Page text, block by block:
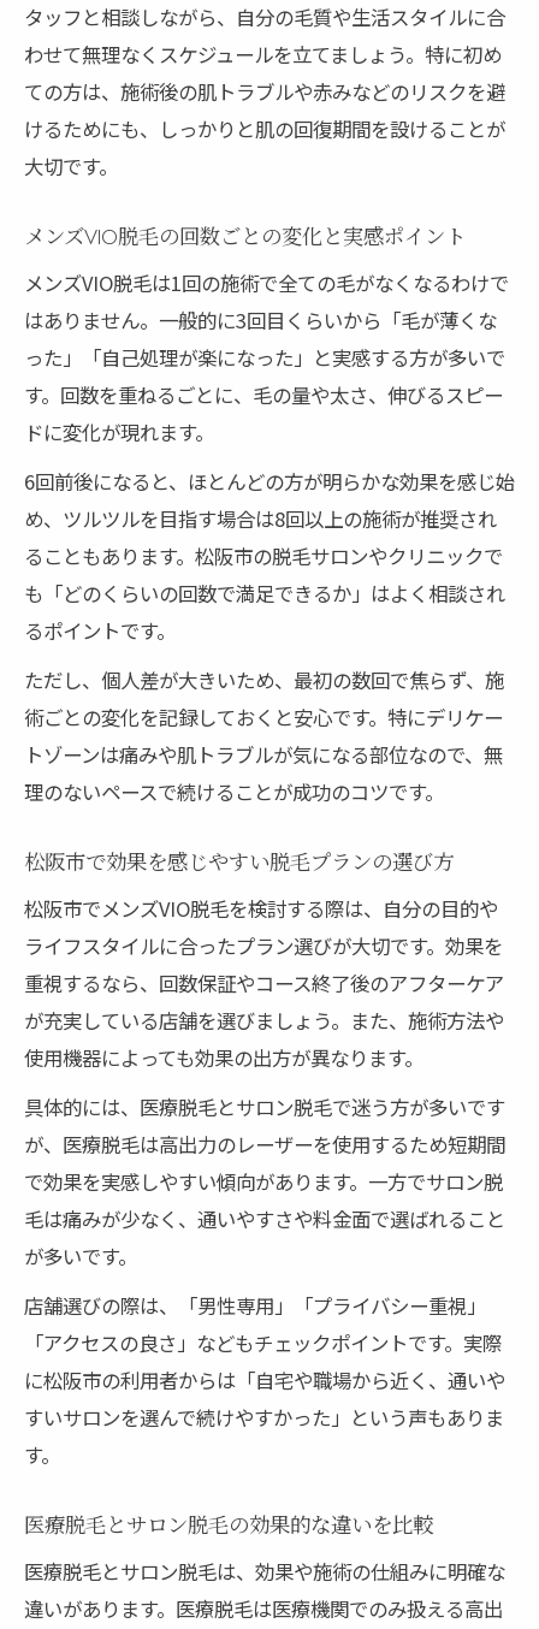
タッフと相談しながら、自分の毛質や生活スタイルに合
わせて無理なくスケジュールを立てましょう。特に初め
ての方は、施術後の肌トラブルや赤みなどのリスクを避
けるためにも、しっかりと肌の回復期間を設けることが
大切です。
メンズVIO脱毛の回数ごとの変化と実感ポイント
メンズVIO脱毛は1回の施術で全ての毛がなくなるわけで
はありません。一般的に3回目くらいから「毛が薄くな
った」「自己処理が楽になった」と実感する方が多いで
す。回数を重ねるごとに、毛の量や太さ、伸びるスピー
ドに変化が現れます。
6回前後になると、ほとんどの方が明らかな効果を感じ始
め、ツルツルを目指す場合は8回以上の施術が推奨され
ることもあります。松阪市の脱毛サロンやクリニックで
も「どのくらいの回数で満足できるか」はよく相談され
るポイントです。
ただし、個人差が大きいため、最初の数回で焦らず、施
術ごとの変化を記録しておくと安心です。特にデリケー
トゾーンは痛みや肌トラブルが気になる部位なので、無
理のないペースで続けることが成功のコツです。
松阪市で効果を感じやすい脱毛プランの選び方
松阪市でメンズVIO脱毛を検討する際は、自分の目的や
ライフスタイルに合ったプラン選びが大切です。効果を
重視するなら、回数保証やコース終了後のアフターケア
が充実している店舗を選びましょう。また、施術方法や
使用機器によっても効果の出方が異なります。
具体的には、医療脱毛とサロン脱毛で迷う方が多いです
が、医療脱毛は高出力のレーザーを使用するため短期間
で効果を実感しやすい傾向があります。一方でサロン脱
毛は痛みが少なく、通いやすさや料金面で選ばれること
が多いです。
店舗選びの際は、「男性専用」「プライバシー重視」
「アクセスの良さ」などもチェックポイントです。実際
に松阪市の利用者からは「自宅や職場から近く、通いや
すいサロンを選んで続けやすかった」という声もありま
す。
医療脱毛とサロン脱毛の効果的な違いを比較
医療脱毛とサロン脱毛は、効果や施術の仕組みに明確な
違いがあります。医療脱毛は医療機関でのみ扱える高出